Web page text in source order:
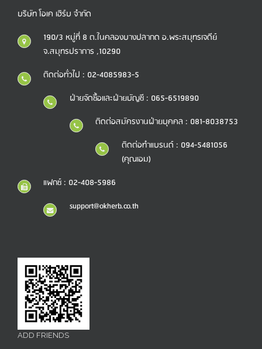
บริษัท โอเค เฮิร์บ จำกัด
190/3 หมู่ที่ 8 ต.ในคลองบางปลากด อ.พระสมุทรเจดีย์
จ.สมุทรปราการ ,10290
ติดต่อทั่วไป : 02-4085983-5
ฝ่ายจัดซื้อและฝ่ายบัญชี : 065-6519890
ติดต่อสมัครงานฝ่ายบุคคล : 081-8038753
ติดต่อทำแบรนด์ : 094-5481056
(คุณเอม)
แฟกซ์ : 02-408-5986
support@okherb.co.th
ADD FRIENDS